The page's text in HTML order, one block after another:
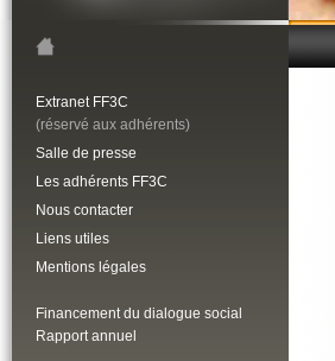
Extranet FF3C
(réservé aux adhérents)
Salle de presse
Les adhérents FF3C
Nous contacter
Liens utiles
Mentions légales
Financement du dialogue social
Rapport annuel